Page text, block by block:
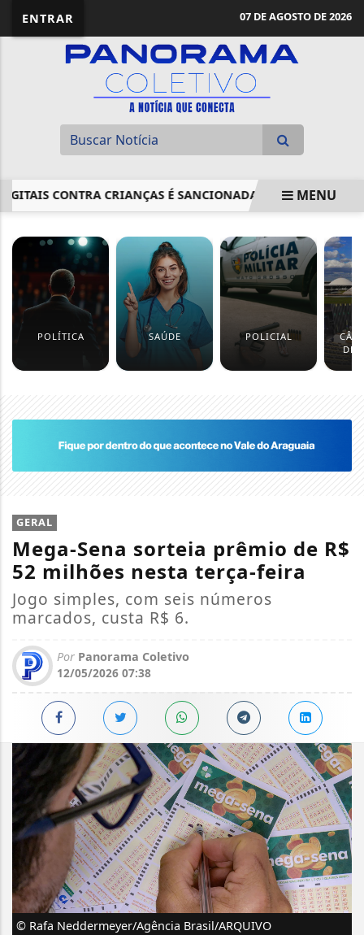
ENTRAR 07 DE AGOSTO DE 2026
CONTRA CRIANÇAS É SANCIONADA PROCON
MENU
POLÍTICA SAÚDE POLICIAL
GERAL
Mega-Sena sorteia prêmio de R$
52 milhões nesta terça-feira
Jogo simples, com seis números
marcados, custa R$ 6.
Por Panorama Coletivo
12/05/2026 07:38
© Rafa Neddermeyer/Agência Brasil/ARQUIVO